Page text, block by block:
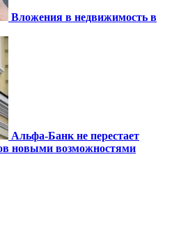
Вложения в недвижимость в
Альфа-Банк не перестает
новыми возможностями